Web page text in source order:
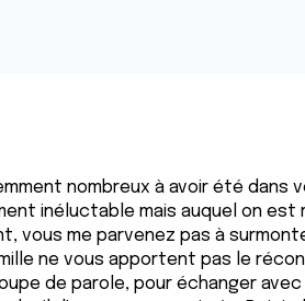
nombreux à avoir été dans
inéluctable mais auquel on est
vous me parvenez pas à
ne vous apportent pas le
de parole, pour échanger